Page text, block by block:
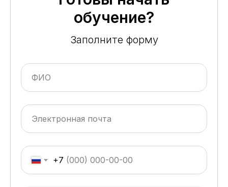
обучение?
Заполните форму
+7